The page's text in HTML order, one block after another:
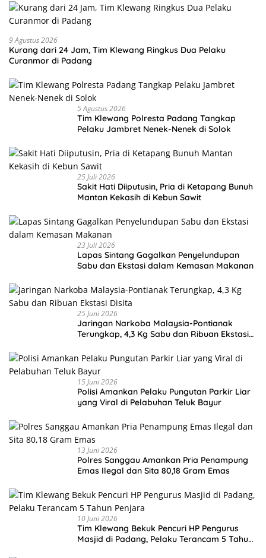
9 Agustus 2026
Kurang dari 24 Jam, Tim Klewang Ringkus Dua Pelaku
Curanmor di Padang
5 Agustus 2026
Tim Klewang Polresta Padang Tangkap
Pelaku Jambret Nenek-Nenek di Solok
25 Juli 2026
Sakit Hati Diiputusin, Pria di Ketapang Bunuh
Mantan Kekasih di Kebun Sawit
23 Juli 2026
Lapas Sintang Gagalkan Penyelundupan
Sabu dan Ekstasi dalam Kemasan Makanan
25 Juni 2026
Jaringan Narkoba Malaysia-Pontianak
Terungkap, 4,3 Kg Sabu dan Ribuan Ekstasi
15 Juni 2026
Polisi Amankan Pelaku Pungutan Parkir Liar
yang Viral di Pelabuhan Teluk Bayur
13 Juni 2026
Polres Sanggau Amankan Pria Penampung
Emas Ilegal dan Sita 80,18 Gram Emas
10 Juni 2026
Tim Klewang Bekuk Pencuri HP Pengurus
Masjid di Padang, Pelaku Terancam 5 Tahun